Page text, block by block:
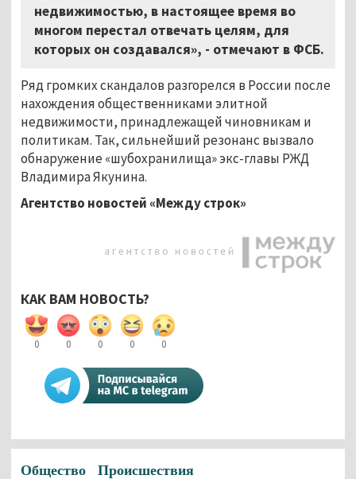
недвижимостью, в настоящее время во
многом перестал отвечать целям, для
которых он создавался», - отмечают в ФСБ.
Ряд громких скандалов разгорелся в России после
нахождения общественниками элитной
недвижимости, принадлежащей чиновникам и
политикам. Так, сильнейший резонанс вызвало
обнаружение «шубохранилища» экс-главы РЖД
Владимира Якунина.
Агентство новостей «Между строк»
КАК ВАМ НОВОСТЬ?
0 0 0 0 0
Общество Происшествия